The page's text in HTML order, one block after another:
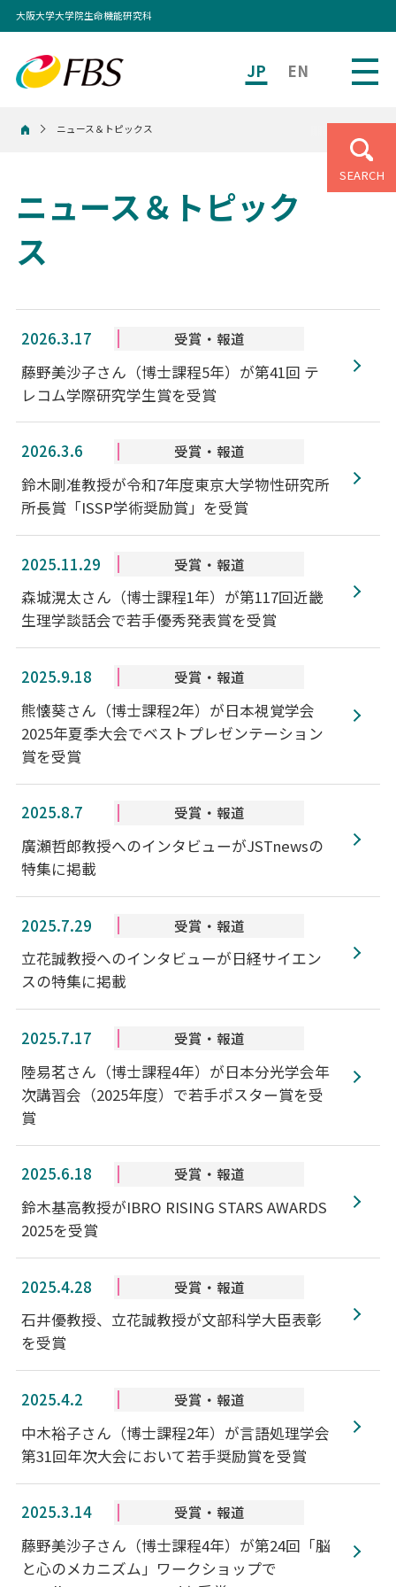
JP EN
大阪大学大学院生命機能研究科
SEARCH
ホームニュース＆トピックス
ニュース＆トピック
ス
2026.3.17 受賞・報道
藤野美沙子さん（博士課程5年）が第41回 テ
レコム学際研究学生賞を受賞
2026.3.6 受賞・報道
鈴木剛准教授が令和7年度東京大学物性研究所
所長賞「ISSP学術奨励賞」を受賞
2025.11.29 受賞・報道
森城滉太さん（博士課程1年）が第117回近畿
生理学談話会で若手優秀発表賞を受賞
2025.9.18 受賞・報道
熊懐葵さん（博士課程2年）が日本視覚学会
2025年夏季大会でベストプレゼンテーション
賞を受賞
2025.8.7 受賞・報道
廣瀬哲郎教授へのインタビューがJSTnewsの
特集に掲載
2025.7.29 受賞・報道
立花誠教授へのインタビューが日経サイエン
スの特集に掲載
2025.7.17 受賞・報道
陸易茗さん（博士課程4年）が日本分光学会年
次講習会（2025年度）で若手ポスター賞を受
賞
2025.6.18 受賞・報道
鈴木基高教授がIBRO RISING STARS AWARDS
2025を受賞
2025.4.28 受賞・報道
石井優教授、立花誠教授が文部科学大臣表彰
を受賞
2025.4.2 受賞・報道
中木裕子さん（博士課程2年）が言語処理学会
第31回年次大会において若手奨励賞を受賞
2025.3.14 受賞・報道
藤野美沙子さん（博士課程4年）が第24回「脳
と心のメカニズム」ワークショップで